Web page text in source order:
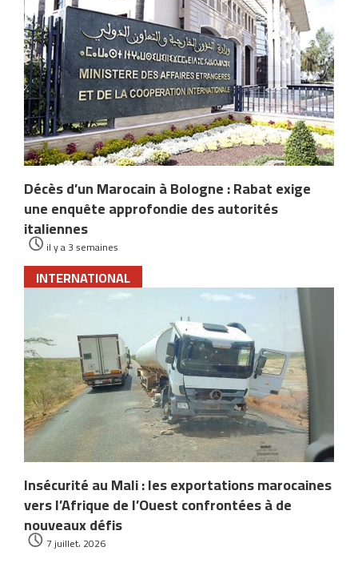
Décès d’un Marocain à Bologne : Rabat exige
une enquête approfondie des autorités
italiennes
il y a 3 semaines
INTERNATIONAL
Insécurité au Mali : les exportations marocaines
vers l’Afrique de l’Ouest confrontées à de
nouveaux défis
7 juillet، 2026